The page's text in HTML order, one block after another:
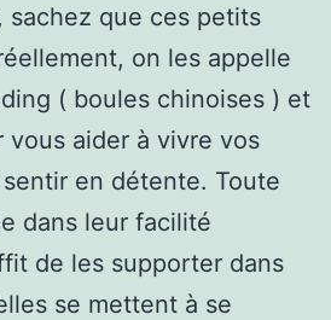
sachez que ces petits
on les appelle
( boules chinoises ) et
vous aider à vivre vos
en détente. Toute
dans leur facilité
de les supporter dans
se mettent à se